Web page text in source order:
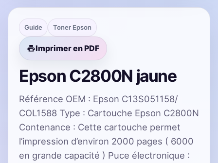
Guide Toner Epson
Imprimer en PDF
Epson C2800N jaune
Référence OEM : Epson C13S051158/
COL1588 Type : Cartouche Epson C2800N
Contenance : Cette cartouche permet
l’impression d’environ 2000 pages ( 6000
en grande capacité ) Puce électronique :